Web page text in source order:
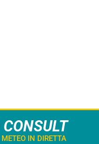
CONSULT
METEO IN DIRETTA